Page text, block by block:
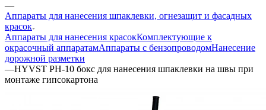
—
Аппараты для нанесения шпаклевки, огнезащит и фасадных
красок
Аппараты для нанесения красокКомплектующие к
окрасочный аппаратамАппараты с бензопроводомНанесение
дорожной разметки
—HYVST PH-10 бокс для нанесения шпаклевки на швы при
монтаже гипсокартона